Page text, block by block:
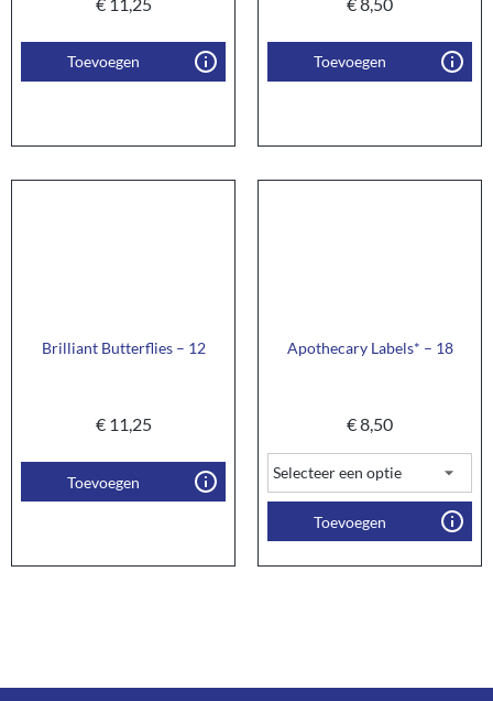
Toevoegen Toevoegen
Brilliant Butterflies – 12
€11,25
Toevoegen
Apothecary Labels* – 18
€8,50
Toevoegen